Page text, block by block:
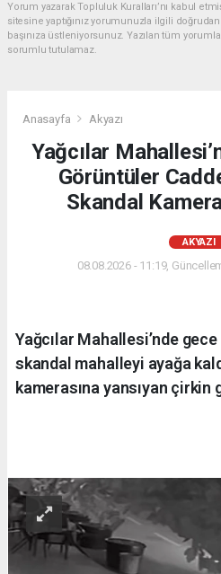
Yorum yazarak Topluluk Kuralları’nı kabul
sitesine yaptığınız yorumunuzla ilgili
başınıza üstleniyorsunuz. Yazılan tüm
sorumlu tutulamaz.
Anasayfa Akyazı
Yağcılar
Görüntüler
Skandal
AKYAZI
08.08.2026 - 11:19,
Yağcılar Mahallesi’nde
skandal mahalleyi ayağa
kamerasına yansıyan çirkin